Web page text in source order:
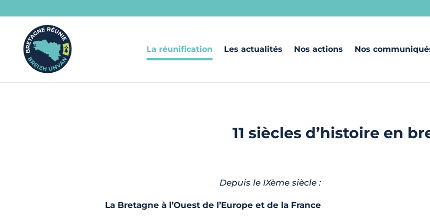
La réunification Les actualités Nos actions Nos
11 siècles d’histoire en
Depuis le IXème siècle :
La Bretagne à l’Ouest de l’Europe et de la France